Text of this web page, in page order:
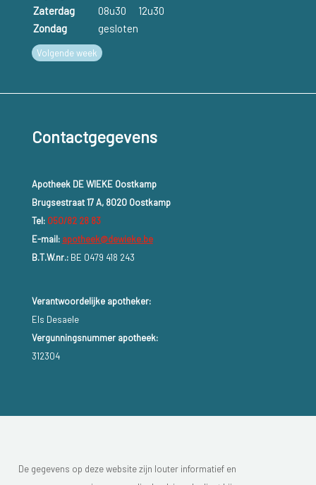
Zaterdag
08u30
12u30
Zondag
gesloten
Volgende week
Contactgegevens
Apotheek DE WIEKE Oostkamp
Brugsestraat 17 A, 8020 Oostkamp
Tel: 050/82 28 83
E-mail: apotheek@dewieke.be
B.T.W.nr.:BE 0479 418 243
Verantwoordelijke apotheker:
Els Desaele
Vergunningsnummer apotheek:
312304
De gegevens op deze website zijn louter informatief en